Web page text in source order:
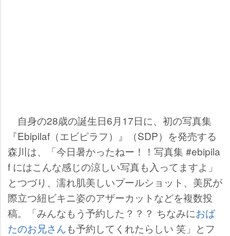
自身の28歳の誕生日6月17日に、初の写真集
『Ebipilaf（エビピラフ）』（SDP）を発売する
森川は、「今日暑かったねー！！写真集 #ebipila
f にはこんな感じの涼しい写真も入ってますよ」
とつづり、濡れ肌美しいプールショット、美尻が
際立つ紐ビキニ姿のアザーカットなどを複数投
稿。「みんなもう予約した？？？ ちなみにおば
たのお兄さんも予約してくれたらしい 笑」とフ